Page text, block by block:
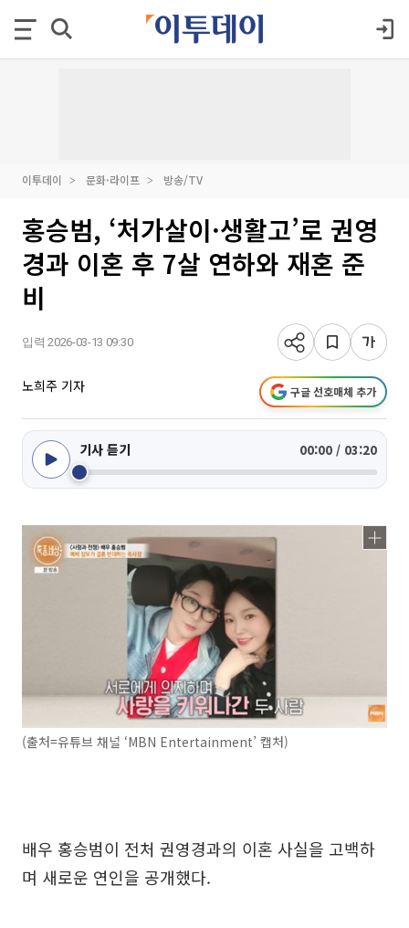
이투데이 문화·라이프 방송/TV
홍승범, ‘처가살이·생활고’로 권영
경과 이혼 후 7살 연하와 재혼 준
비
입력 2026-03-13 09:30
노희주 기자 구글 선호매체 추가
기사 듣기 00:00 / 03:20
(출처=유튜브 채널 ‘MBN Entertainment’ 캡처)
배우 홍승범이 전처 권영경과의 이혼 사실을 고백하
며 새로운 연인을 공개했다.